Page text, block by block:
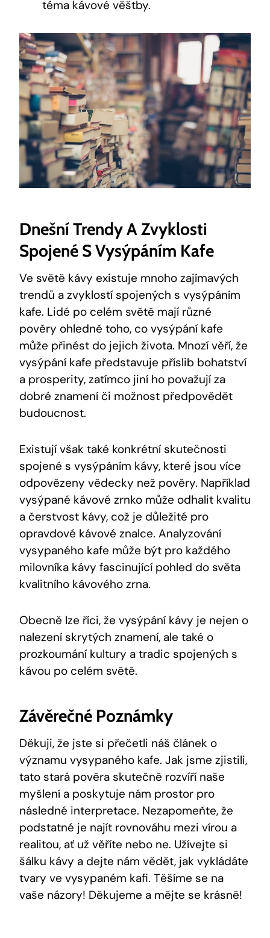
téma kávové věštby.
Dnešní Trendy A Zvyklosti
Spojené S Vysýpáním Kafe
Ve světě kávy existuje mnoho zajímavých
trendů a zvyklostí spojených s vysýpáním
kafe. Lidé po celém světě mají různé
pověry ohledně toho, co vysýpání kafe
může přinést do jejich života. Mnozí věří, že
vysýpání kafe představuje příslib bohatství
a prosperity, zatímco jiní ho považují za
dobré znamení či možnost předpovědět
budoucnost.
Existují však také konkrétní skutečnosti
spojené s vysýpáním kávy, které jsou více
odpovězeny vědecky než pověry. Například
vysýpané kávové zrnko může odhalit kvalitu
a čerstvost kávy, což je důležité pro
opravdové kávové znalce. Analyzování
vysypaného kafe může být pro každého
milovníka kávy fascinující pohled do světa
kvalitního kávového zrna.
Obecně lze říci, že vysýpání kávy je nejen o
nalezení skrytých znamení, ale také o
prozkoumání kultury a tradic spojených s
kávou po celém světě.
Závěrečné Poznámky
Děkuji, že jste si přečetli náš článek o
významu vysypaného kafe. Jak jsme zjistili,
tato stará pověra skutečně rozvíří naše
myšlení a poskytuje nám prostor pro
následné interpretace. Nezapomeňte, že
podstatné je najít rovnováhu mezi vírou a
realitou, ať už věříte nebo ne. Užívejte si
šálku kávy a dejte nám vědět, jak vykládáte
tvary ve vysypaném kafi. Těšíme se na
vaše názory! Děkujeme a mějte se krásně!